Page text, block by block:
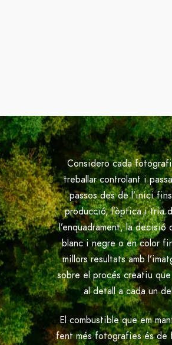
Considero cada
treballar controlant i
passos des de l’inici
producció, l’òptica i tria
l’enquadrament, la decisió
blanc i negre o en color
millors resultats amb
sobre el procés creatiu que
al detall a cada un
El combustible que em
fent més fotografies és de